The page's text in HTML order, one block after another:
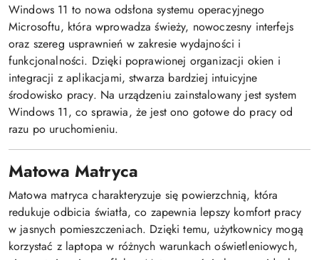
Windows 11 to nowa odsłona systemu operacyjnego
Microsoftu, która wprowadza świeży, nowoczesny interfejs
oraz szereg usprawnień w zakresie wydajności i
funkcjonalności. Dzięki poprawionej organizacji okien i
integracji z aplikacjami, stwarza bardziej intuicyjne
środowisko pracy. Na urządzeniu zainstalowany jest system
Windows 11, co sprawia, że jest ono gotowe do pracy od
razu po uruchomieniu.
Matowa Matryca
Matowa matryca charakteryzuje się powierzchnią, która
redukuje odbicia światła, co zapewnia lepszy komfort pracy
w jasnych pomieszczeniach. Dzięki temu, użytkownicy mogą
korzystać z laptopa w różnych warunkach oświetleniowych,